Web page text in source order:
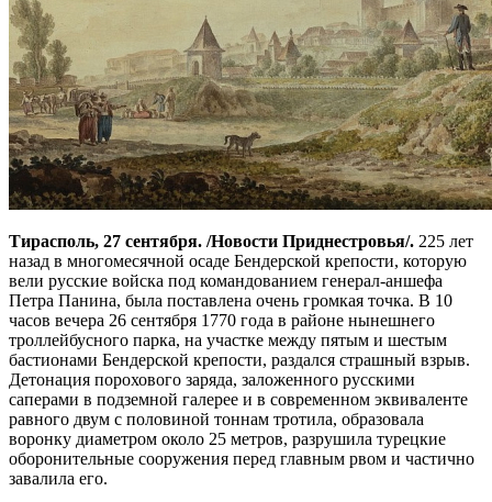
Тирасполь, 27 сентября. /Новости Приднестровья/. 225 лет
назад в многомесячной осаде Бендерской крепости, которую
вели русские войска под командованием генерал-аншефа
Петра Панина, была поставлена очень громкая точка. В 10
часов вечера 26 сентября 1770 года в районе нынешнего
троллейбусного парка, на участке между пятым и шестым
бастионами Бендерской крепости, раздался страшный взрыв.
Детонация порохового заряда, заложенного русскими
саперами в подземной галерее и в современном эквиваленте
равного двум с половиной тоннам тротила, образовала
воронку диаметром около 25 метров, разрушила турецкие
оборонительные сооружения перед главным рвом и частично
завалила его.